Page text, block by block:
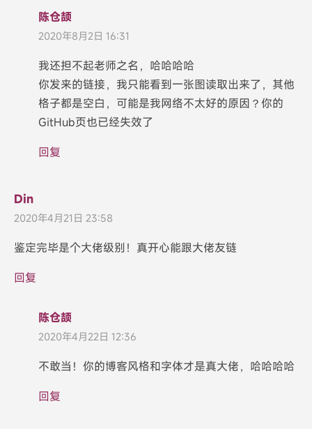
陈仓颉
2020年8月2日 16:31
我还担不起老师之名，哈哈哈哈
你发来的链接，我只能看到一张图读取出来了，其他
格子都是空白，可能是我网络不太好的原因？你的
GitHub页也已经失效了
回复
Din
2020年4月21日 23:58
鉴定完毕是个大佬级别！真开心能跟大佬友链
回复
陈仓颉
2020年4月22日 12:36
不敢当！你的博客风格和字体才是真大佬，哈哈哈哈
回复